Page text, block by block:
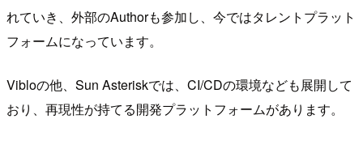
れていき、外部のAuthorも参加し、今ではタレントプラット
フォームになっています。
Vibloの他、Sun Asteriskでは、CI/CDの環境なども展開して
おり、再現性が持てる開発プラットフォームがあります。